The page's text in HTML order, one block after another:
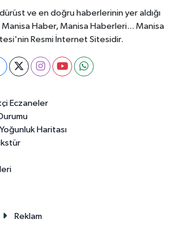
ve en doğru haberlerinin yer aldığı
Haber, Manisa Haberleri... Manisa
Resmi İnternet Sitesidir.
Eczaneler
Haritası
Reklam